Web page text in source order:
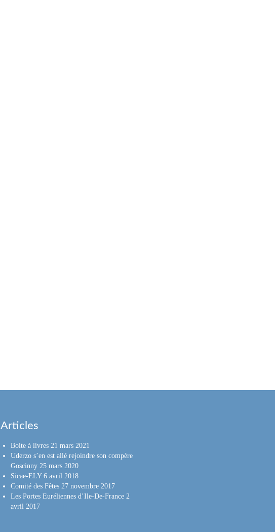
Articles
Boite à livres 21 mars 2021
Uderzo s’en est allé rejoindre son compère
Goscinny 25 mars 2020
Sicae-ELY 6 avril 2018
Comité des Fêtes 27 novembre 2017
Les Portes Euréliennes d’Ile-De-France 2
avril 2017